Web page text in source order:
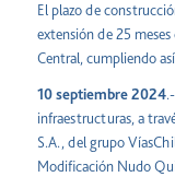
El plazo de
extensión de 25
Central, cumpliendo
10 septiembre 2024
infraestructuras, a
S.A., del grupo
Modificación Nudo